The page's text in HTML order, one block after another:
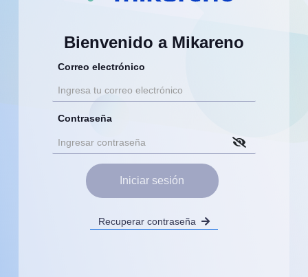
Bienvenido a Mikareno
Correo electrónico
Contraseña
Iniciar sesión
Recuperar contraseña